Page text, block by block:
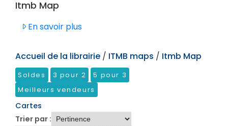
Itmb Map
En savoir plus
Accueil de la librairie / ITMB maps / Itmb Map
Soldes 3 pour 2
5 pour 3
Meilleurs vendeurs
Cartes
Trier par :